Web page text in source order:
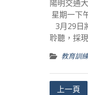
陽明交通
星期一下
3月29日
聆聽，採
教育訓練
上一頁